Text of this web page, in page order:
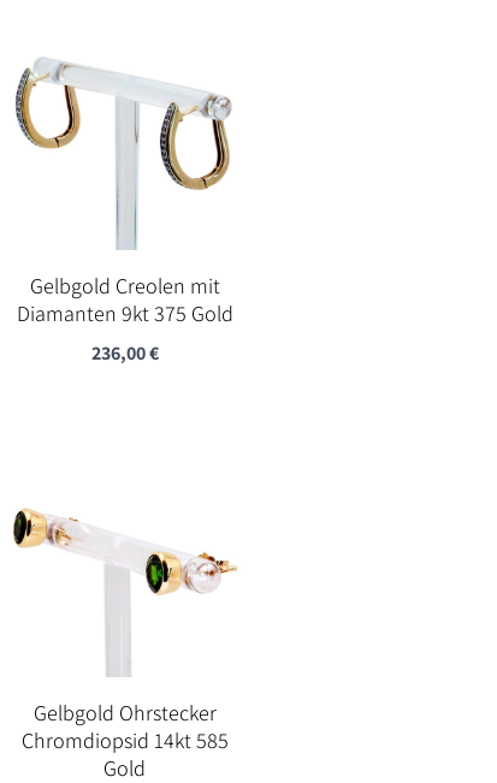
Gelbgold Creolen mit
Diamanten 9kt 375 Gold
236,00€
Gelbgold Ohrstecker
Chromdiopsid 14kt 585
Gold